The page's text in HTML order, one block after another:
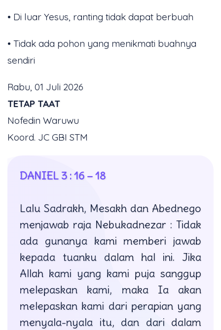
• Di luar Yesus, ranting tidak dapat berbuah
• Tidak ada pohon yang menikmati buahnya
sendiri
Rabu, 01 Juli 2026
TETAP TAAT
Nofedin Waruwu
Koord. JC GBI STM
DANIEL 3 : 16 – 18
Lalu Sadrakh, Mesakh dan Abednego
menjawab raja Nebukadnezar : Tidak
ada gunanya kami memberi jawab
kepada tuanku dalam hal ini. Jika
Allah kami yang kami puja sanggup
melepaskan kami, maka Ia akan
melepaskan kami dari perapian yang
menyala-nyala itu, dan dari dalam